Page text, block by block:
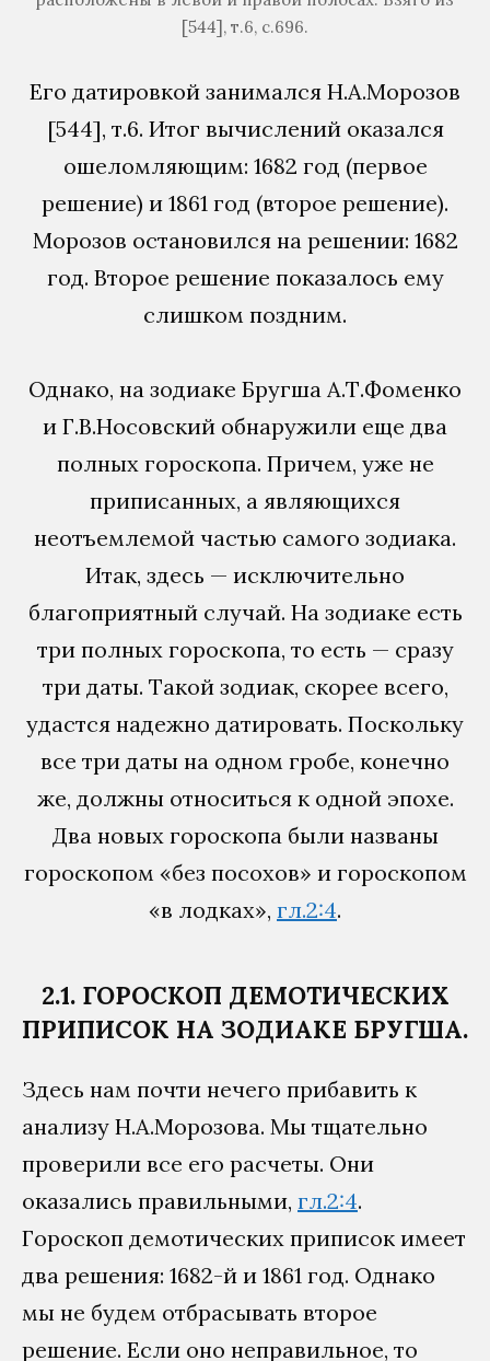
[544], т.6, с.696.
Его датировкой занимался Н.А.Морозов
[544], т.6. Итог вычислений оказался
ошеломляющим: 1682 год (первое
решение) и 1861 год (второе решение).
Морозов остановился на решении: 1682
год. Второе решение показалось ему
слишком поздним.
Однако, на зодиаке Бругша А.Т.Фоменко
и Г.В.Носовский обнаружили еще два
полных гороскопа. Причем, уже не
приписанных, а являющихся
неотъемлемой частью самого зодиака.
Итак, здесь — исключительно
благоприятный случай. На зодиаке есть
три полных гороскопа, то есть — сразу
три даты. Такой зодиак, скорее всего,
удастся надежно датировать. Поскольку
все три даты на одном гробе, конечно
же, должны относиться к одной эпохе.
Два новых гороскопа были названы
гороскопом «без посохов» и гороскопом
«в лодках», гл.2:4.
2.1. ГОРОСКОП ДЕМОТИЧЕСКИХ
ПРИПИСОК НА ЗОДИАКЕ БРУГША.
Здесь нам почти нечего прибавить к
анализу Н.А.Морозова. Мы тщательно
проверили все его расчеты. Они
оказались правильными, гл.2:4.
Гороскоп демотических приписок имеет
два решения: 1682-й и 1861 год. Однако
мы не будем отбрасывать второе
решение. Если оно неправильное, то